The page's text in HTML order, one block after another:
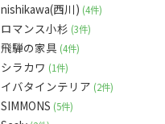
nishikawa(西川) 4件
ロマンス小杉 3件
飛騨の家具 4件
シラカワ 1件
イバタインテリア 2件
SIMMONS 5件